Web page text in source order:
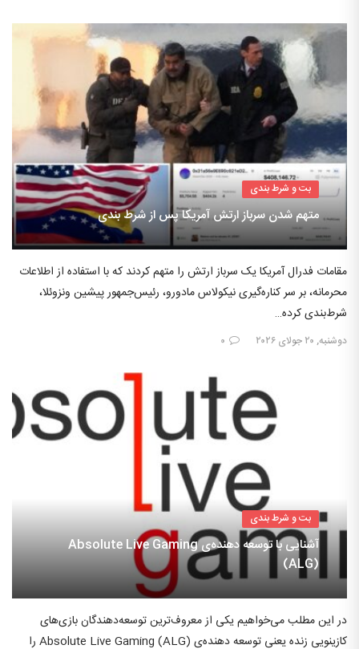
بت و شرط بندی
متهم شدن سرباز ارتش آمریکا پس از شرط بندی
مقامات فدرال آمریکا یک سرباز ارتش را متهم کردند که با استفاده از اطلاعات
محرمانه، بر سر کناره‌گیری نیکولاس مادورو، رئیس‌جمهور پیشین ونزوئلا،
شرط‌بندی کرده…
دوشنبه, ۲۰ جولای ۲۰۲۶ ۰
بت و شرط بندی
آشنایی با توسعه دهنده‌ی Absolute Live Gaming
(ALG)
در این مطلب می‌خواهیم یکی از معروف‌ترین توسعه‌دهندگان بازی‌های
کازینویی زنده یعنی توسعه دهنده‌ی Absolute Live Gaming (ALG) را